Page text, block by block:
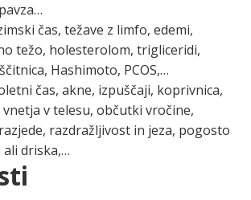
čas, težave z limfo, edemi,
težo, holesterolom, trigliceridi,
Hashimoto, PCOS,…
čas, akne, izpuščaji, koprivnica,
vnetja v telesu, občutki vročine,
razdražljivost in jeza, pogosto
driska,…